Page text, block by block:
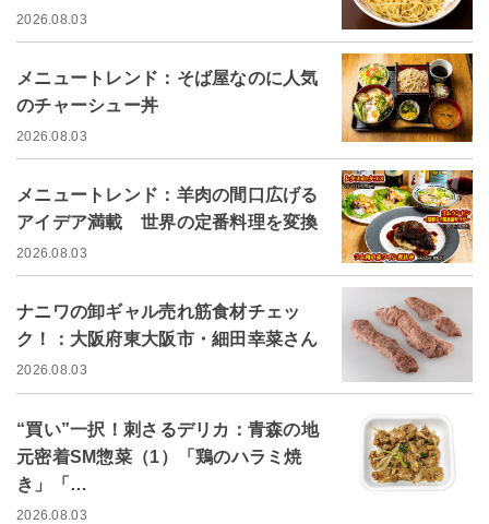
2026.08.03
メニュートレンド：そば屋なのに人気
のチャーシュー丼
2026.08.03
メニュートレンド：羊肉の間口広げる
アイデア満載 世界の定番料理を変換
2026.08.03
ナニワの卸ギャル売れ筋食材チェッ
ク！：大阪府東大阪市・細田幸菜さん
2026.08.03
“買い”一択！刺さるデリカ：青森の地
元密着SM惣菜（1）「鶏のハラミ焼
き」「…
2026.08.03